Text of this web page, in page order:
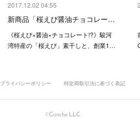
2017.12.02 04:55
新商品「桜えび醤油チョコレー…
《桜えび×醤油×チョコレート!?》駿河
湾特産の「桜えび」素干しと、創業1…
プライバシーポリシー 特定商取引法に基づく表記
©Conche LLC